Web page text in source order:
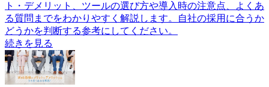
ト・デメリット、ツールの選び方や導入時の注意点、よくあ
る質問までをわかりやすく解説します。自社の採用に合うか
どうかを判断する参考にしてください。
続きを見る